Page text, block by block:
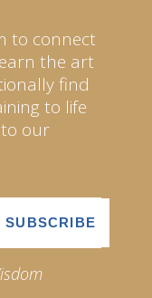
to connect
the art
find
to life
our